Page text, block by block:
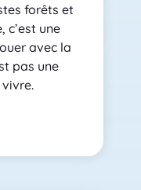
forêts et
c’est une
avec la
pas une